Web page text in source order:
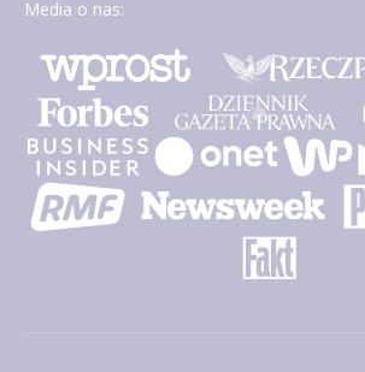
Media o nas: